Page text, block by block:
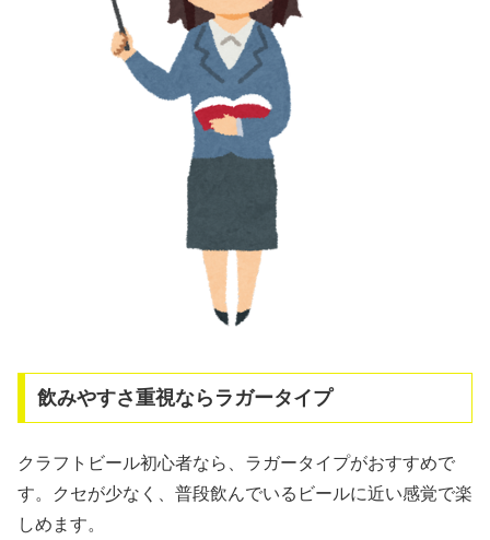
飲みやすさ重視ならラガータイプ
クラフトビール初心者なら、ラガータイプがおすすめで
す。クセが少なく、普段飲んでいるビールに近い感覚で楽
しめます。